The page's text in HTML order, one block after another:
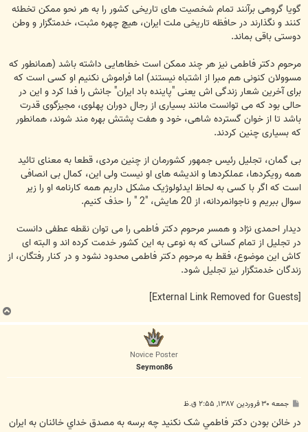
گویا گروهی برآنند تمام شخصیت های تاریخی کشور را به هر نحو ممکن تخطئه
کنند و نگذارند در حافظه تاریخی ملت ایران، هیچ چهره مثبت، خدمتگزار و وطن
دوستی باقی بماند.
مرحوم دکتر فاطمی نیز هر چند ممکن است خطاهایی داشته باشد (همانطور که
مسوولان کنونی هم مبرا از اشتباه نیستند) اما فراموش نکنیم او کسی است که
برای آخرین شعار زندگی اش یعنی "پاینده باد ایران" جانش را فدا کرد و این در
حالی بود که می توانست مانند بسیاری از رجال دوران پهلوی، مجیزگوی قدرت
باشد تا از خوان گسترده شاهی، خود و هفت پشتش بهره مند شوند، همانطور
که بسیاری چنین کردند.
بی گمان، تجلیل رئیس جمهور کشورمان از چنین مردی، قطعا به معنای تائید
همه رویکردها، عملکردها و اندیشه های او نیست ولی این، کمال بی انصافی
است که اگر با کسی به لحاظ ایدئولوژیک مشکل داریم همه کارنامه او را زیر
سوال ببریم و ناجوانمردانه، از 20 هایش، "2 " را حذف کنیم.
دیدار احمدی نژاد و همسر مرحوم دکتر فاطمی را می توان نقطه عطفی دانست
در تجلیل از تمام کسانی که به نوعی به این کشور خدمت کرده اند و البته ای
کاش این موضوع، فقط به مرحوم دکتر فاطمی محدود نشود و در کنار رفتگان، از
زندگان خدمتگزار نیز تجلیل شود.
[External Link Removed for Guests]
Novice Poster
Seymon86
ت
جمعه ۳۰ فروردین ۱۳۸۷, ۲:۵۵ ق.ظ
در خائن بودن دکتر فاطمي شک نکنيد چه برسه به مصدق خداي خائنان به ايران